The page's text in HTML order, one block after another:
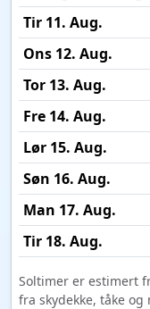
Tir 11. Aug.
Ons 12. Aug.
Tor 13. Aug.
Fre 14. Aug.
Lør 15. Aug.
Søn 16. Aug.
Man 17. Aug.
Tir 18. Aug.
Soltimer er estimert
fra skydekke, tåke